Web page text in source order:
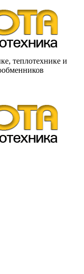
теплотехнике и